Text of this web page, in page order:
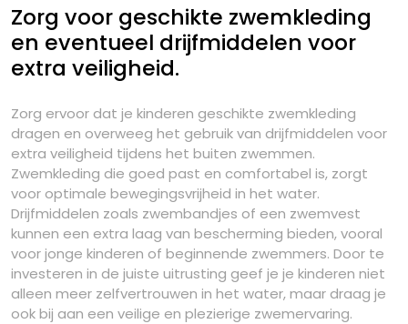
Zorg voor geschikte zwemkleding
en eventueel drijfmiddelen voor
extra veiligheid.
Zorg ervoor dat je kinderen geschikte zwemkleding
dragen en overweeg het gebruik van drijfmiddelen voor
extra veiligheid tijdens het buiten zwemmen.
Zwemkleding die goed past en comfortabel is, zorgt
voor optimale bewegingsvrijheid in het water.
Drijfmiddelen zoals zwembandjes of een zwemvest
kunnen een extra laag van bescherming bieden, vooral
voor jonge kinderen of beginnende zwemmers. Door te
investeren in de juiste uitrusting geef je je kinderen niet
alleen meer zelfvertrouwen in het water, maar draag je
ook bij aan een veilige en plezierige zwemervaring.